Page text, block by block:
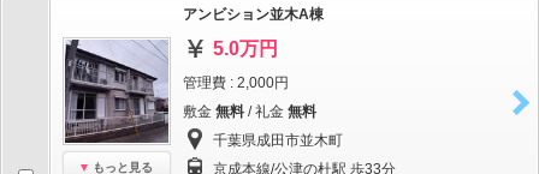
もっと見る
アンビション並木A棟
5.0万円
管理費 : 2,000円
敷金 無料 / 礼金 無料
千葉県成田市並木町
京成本線/公津の杜駅 歩33分